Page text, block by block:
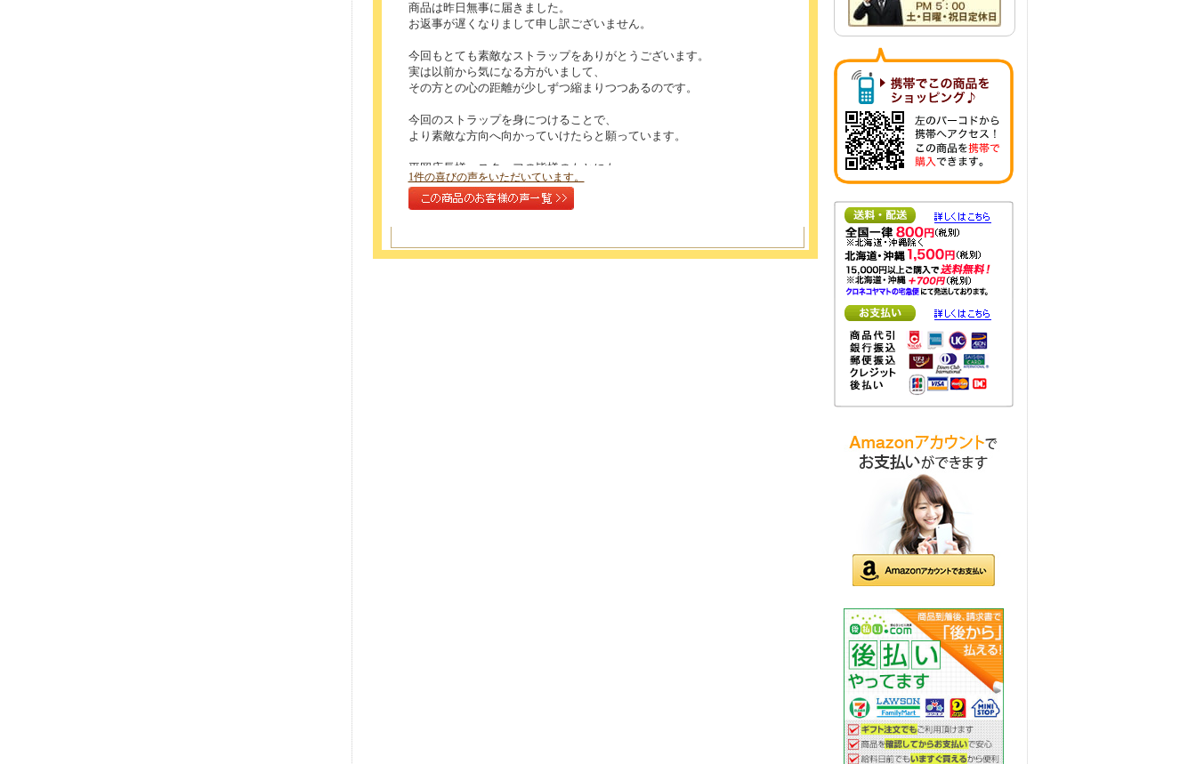
商品は昨日無事に届きました。
お返事が遅くなりまして申し訳ございません。
今回もとても素敵なストラップをありがとうございます。
実は以前から気になる方がいまして、
その方との心の距離が少しずつ縮まりつつあるのです。
今回のストラップを身につけることで、
より素敵な方向へ向かっていけたらと願っています。
平岡店長様、スタッフの皆様のもとにも
よりたくさんのお幸せが訪れますようにお祈り致します。
ありがとうございました。
1件の喜びの声をいただいています。